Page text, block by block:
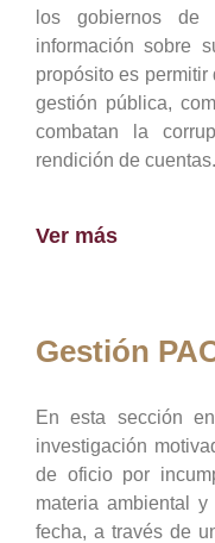
los gobiernos
información sobre
propósito es
gestión pública,
combatan la
rendición de cuentas.
Ver más
Gestión
En esta sección
investigación
de oficio por
materia ambiental
fecha, a través de